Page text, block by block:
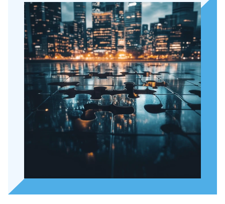
Expertises
Topics
Internationaal
Nieuws
EN DE FR